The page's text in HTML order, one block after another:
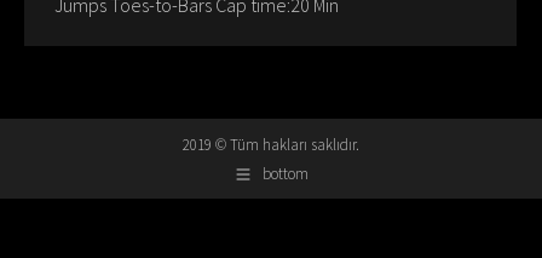
Jumps Toes-to-Bars Cap time:20 Min
2019 © Tüm hakları saklıdır.
bottom